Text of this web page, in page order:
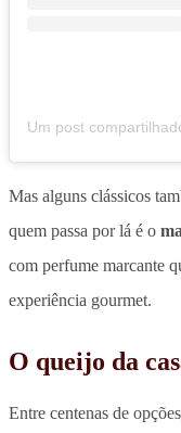
Mas alguns clássicos
quem passa por lá é o
com perfume marcante
experiência gourmet.
O queijo da
Entre centenas de